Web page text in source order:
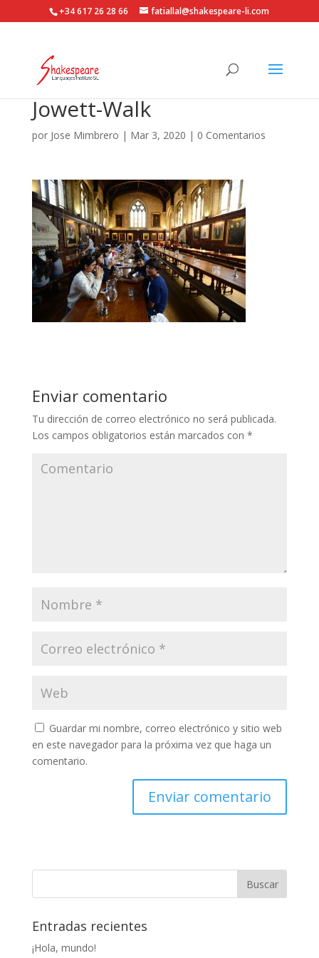
+34 617 26 28 66 fatiallal@shakespeare-li.com
Jowett-Walk
por Jose Mimbrero | Mar 3, 2020 | 0 Comentarios
Enviar comentario
Tu dirección de correo electrónico no será publicada.
Los campos obligatorios están marcados con *
Guardar mi nombre, correo electrónico y sitio web
en este navegador para la próxima vez que haga un
comentario.
Entradas recientes
¡Hola, mundo!